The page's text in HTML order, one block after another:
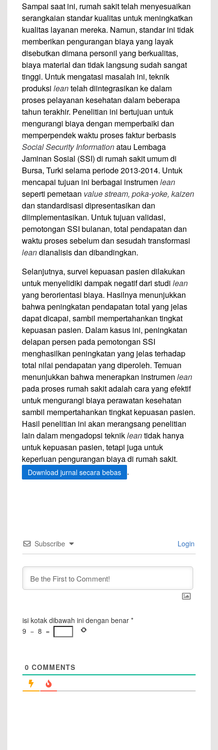
Sampai saat ini, rumah sakit telah menyesuaikan
serangkaian standar kualitas untuk meningkatkan
kualitas layanan mereka. Namun, standar ini tidak
memberikan pengurangan biaya yang layak
disebutkan dimana personil yang berkualitas,
biaya material dan tidak langsung sudah sangat
tinggi. Untuk mengatasi masalah ini, teknik
produksi leantelah diintegrasikan ke dalam
proses pelayanan kesehatan dalam beberapa
tahun terakhir. Penelitian ini bertujuan untuk
mengurangi biaya dengan memperbaiki dan
memperpendek waktu proses faktur berbasis
Social Security Informationatau Lembaga
Jaminan Sosial (SSI) di rumah sakit umum di
Bursa, Turki selama periode 2013-2014. Untuk
mencapai tujuan ini berbagai instrumen lean
seperti pemetaan value stream, poka-yoke, kaizen
dan standardisasi dipresentasikan dan
diimplementasikan. Untuk tujuan validasi,
pemotongan SSI bulanan, total pendapatan dan
waktu proses sebelum dan sesudah transformasi
leandianalisis dan dibandingkan.
Selanjutnya, survei kepuasan pasien dilakukan
untuk menyelidiki dampak negatif dari studi lean
yang berorientasi biaya. Hasilnya menunjukkan
bahwa peningkatan pendapatan total yang jelas
dapat dicapai, sambil mempertahankan tingkat
kepuasan pasien. Dalam kasus ini, peningkatan
delapan persen pada pemotongan SSI
menghasilkan peningkatan yang jelas terhadap
total nilai pendapatan yang diperoleh. Temuan
menunjukkan bahwa menerapkan instrumen lean
pada proses rumah sakit adalah cara yang efektif
untuk mengurangi biaya perawatan kesehatan
sambil mempertahankan tingkat kepuasan pasien.
Hasil penelitian ini akan merangsang penelitian
lain dalam mengadopsi teknikleantidak hanya
untuk kepuasan pasien, tetapi juga untuk
keperluan pengurangan biaya di rumah sakit.
Download jurnal secara bebas .
Subscribe Login
isi kotak dibawah ini dengan benar *
9 − 8 =
0 COMMENTS